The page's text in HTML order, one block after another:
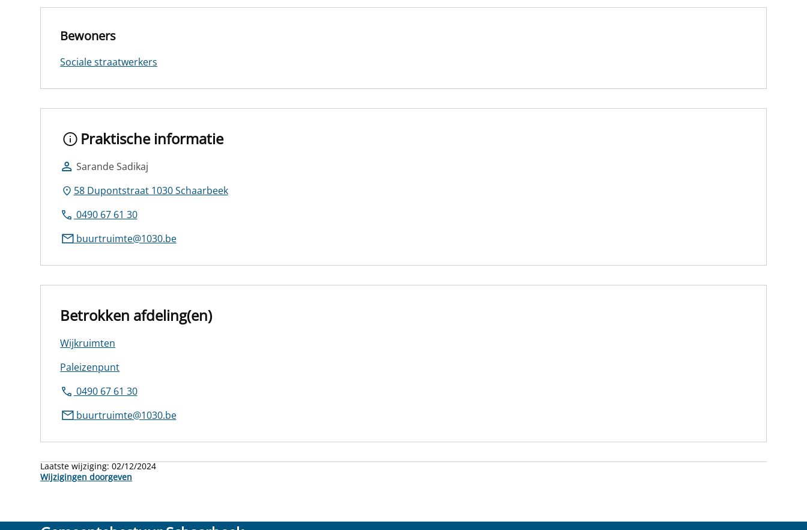
Bewoners
Sociale straatwerkers
Praktische informatie
Sarande Sadikaj
58 Dupontstraat 1030 Schaarbeek
0490 67 61 30
buurtruimte@1030.be
Betrokken afdeling(en)
Wijkruimten
Paleizenpunt
0490 67 61 30
buurtruimte@1030.be
Laatste wijziging:02/12/2024
Wijzigingen doorgeven